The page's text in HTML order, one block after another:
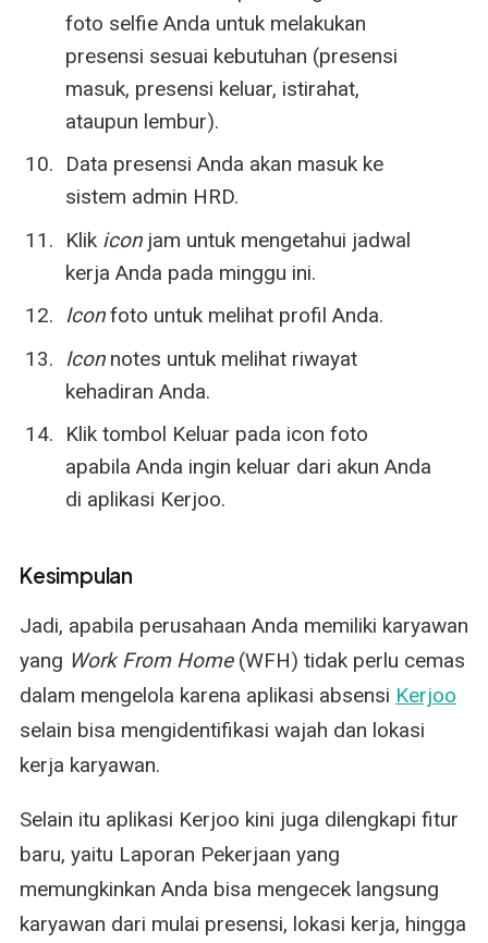
foto selfie Anda untuk melakukan
presensi sesuai kebutuhan (presensi
masuk, presensi keluar, istirahat,
ataupun lembur).
Data presensi Anda akan masuk ke
sistem admin HRD.
Klik iconjam untuk mengetahui jadwal
kerja Anda pada minggu ini.
Iconfoto untuk melihat profil Anda.
Iconnotes untuk melihat riwayat
kehadiran Anda.
Klik tombol Keluar pada icon foto
apabila Anda ingin keluar dari akun Anda
di aplikasi Kerjoo.
Kesimpulan
Jadi, apabila perusahaan Anda memiliki karyawan
yang Work From Home(WFH) tidak perlu cemas
dalam mengelola karena aplikasi absensi Kerjoo
selain bisa mengidentifikasi wajah dan lokasi
kerja karyawan.
Selain itu aplikasi Kerjoo kini juga dilengkapi fitur
baru, yaitu Laporan Pekerjaan yang
memungkinkan Anda bisa mengecek langsung
karyawan dari mulai presensi, lokasi kerja, hingga